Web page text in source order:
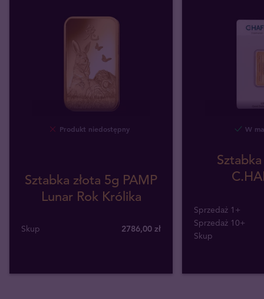
Produkt niedostępny
Sztabka złota 5g PAMP
Lunar Rok Królika
Skup 2786,00 zł
W
Sprzedaż 1+
Sprzedaż 10+
Skup